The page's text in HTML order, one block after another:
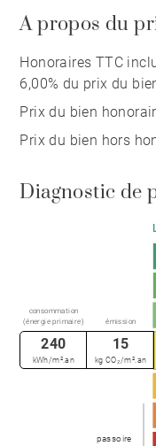
A propos du
Honoraires TTC
6,00% du prix du
Prix du bien
Prix du bien hors
Diagnostic de
passoire
consommation
(énergie primaire)
émission
240
kWh/m².an
15
kg CO₂/m².an